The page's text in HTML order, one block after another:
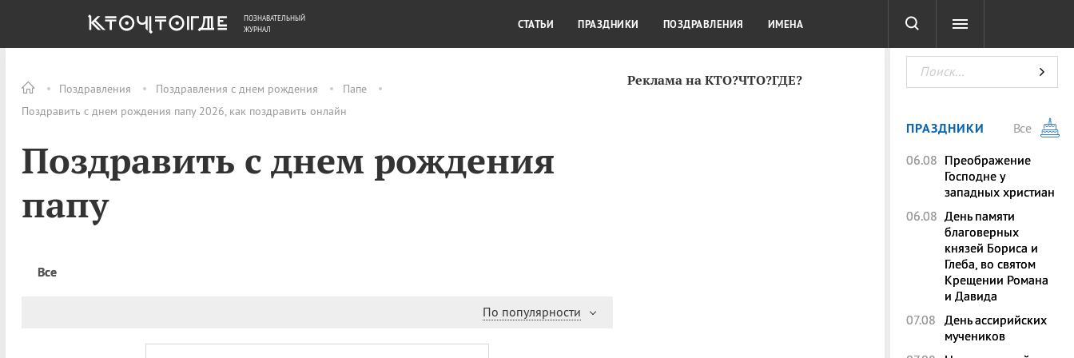
Поздравления Поздравления с днем рождения
Папе
Поздравить с днем рождения папу 2026, как поздравить онлайн
Поздравить с днем рождения
папу
Все
По популярности
Реклама на КТО?ЧТО?ГДЕ?
ОБЩЕСТВО ДЕНЬГИ КУЛЬТУРА КРАСОТА ТЕСТЫ
ПОЗНАВАТЕЛЬНЫЙ
ЖУРНАЛ
СТАТЬИ ПРАЗДНИКИ ПОЗДРАВЛЕНИЯ ИМЕНА
ПРАЗДНИКИ
Все
06.08 Преображение
Господне у
западных христиан
06.08 День памяти
благоверных
князей Бориса и
Глеба, во святом
Крещении Романа
и Давида
07.08 День ассирийских
мучеников